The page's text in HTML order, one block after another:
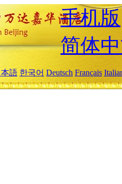
手机版
简体
本語 한국어 Deutsch Français